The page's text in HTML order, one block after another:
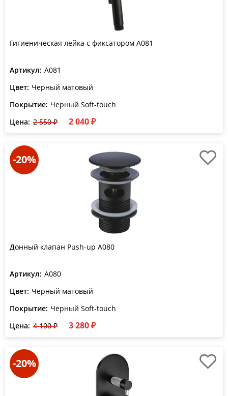
Гигиеническая лейка с фиксатором A081
Артикул: A081
Цвет: Черный матовый
Покрытие: Черный Soft-touch
Цена: 2 550 ₽ 2 040 ₽
-20%
Донный клапан Push-up A080
Артикул: A080
Цвет: Черный матовый
Покрытие: Черный Soft-touch
Цена: 4 100 ₽ 3 280 ₽
-20%